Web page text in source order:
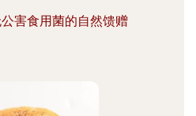
害食用菌的自然馈赠